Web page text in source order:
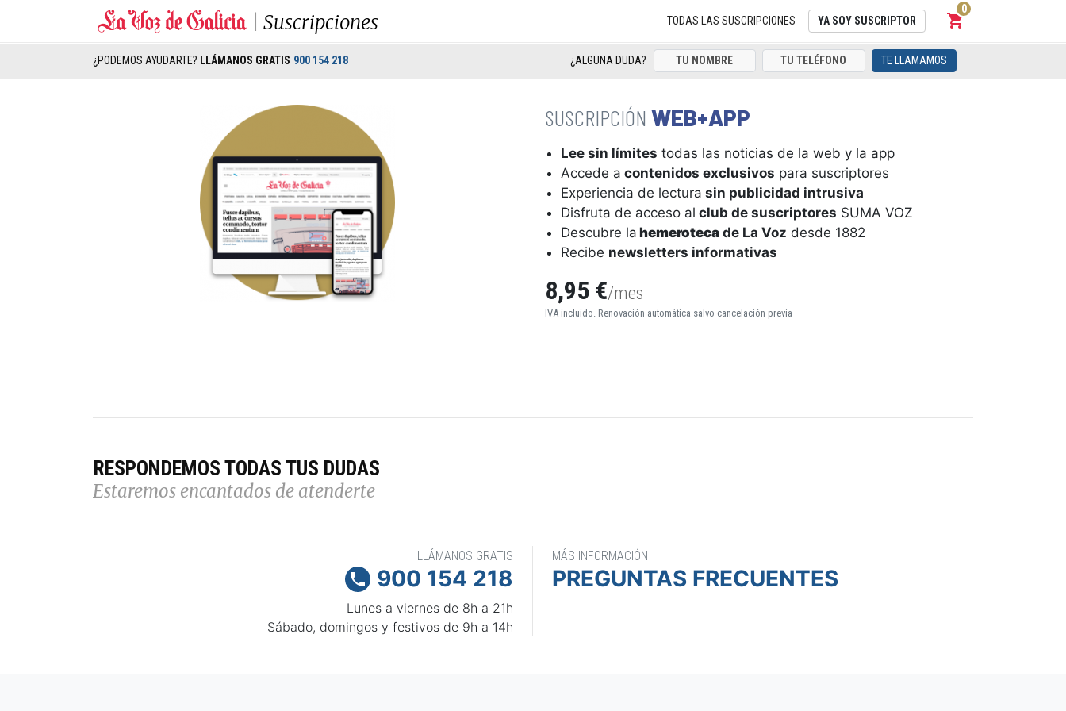
Suscripciones TODAS LAS SUSCRIPCIONES YA SOY SUSCRIPTOR shopping_cart
Carrito
0
¿PODEMOS AYUDARTE? LLÁMANOS GRATIS 900 154 218 ¿ALGUNA DUDA? TE LLAMAMOS
WEB+APP
Lee sin límites todas las noticias de la web y la app
Accede a contenidos exclusivos para suscriptores
Experiencia de lectura sin publicidad intrusiva
Disfruta de acceso al club de suscriptores SUMA VOZ
Descubre la hemeroteca de La Voz desde 1882
Recibe newsletters informativas
8,95 €/mes
IVA incluido. Renovación automática salvo cancelación previa
RESPONDEMOS TODAS TUS DUDAS
Estaremos encantados de atenderte
LLÁMANOS GRATIS
 900 154 218
Lunes a viernes de 8h a 21h
Sábado, domingos y festivos de 9h a 14h
MÁS INFORMACIÓN
PREGUNTAS FRECUENTES